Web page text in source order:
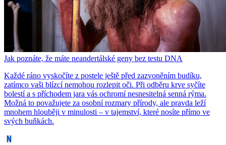
Jak poznáte, že máte neandertálské geny bez testu DNA
Každé ráno vyskočíte z postele ještě před zazvoněním budíku,
zatímco vaši blízcí nemohou rozlepit oči. Při odběru krve syčíte
bolestí a s příchodem jara vás ochromí nesnesitelná senná rýma.
Možná to považujete za osobní rozmary přírody, ale pravda leží
mnohem hlouběji v minulosti – v tajemství, které nosíte přímo ve
svých buňkách.